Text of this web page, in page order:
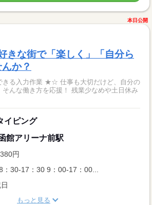
本日公開
きな街で「楽しく」「自分ら
か？
仕事も大切だけど、自分の
を応援！ 残業少なめや土日休み
イピング
館アリーナ前駅
円
：30-17：30 9：00-17：00...
もっと見る